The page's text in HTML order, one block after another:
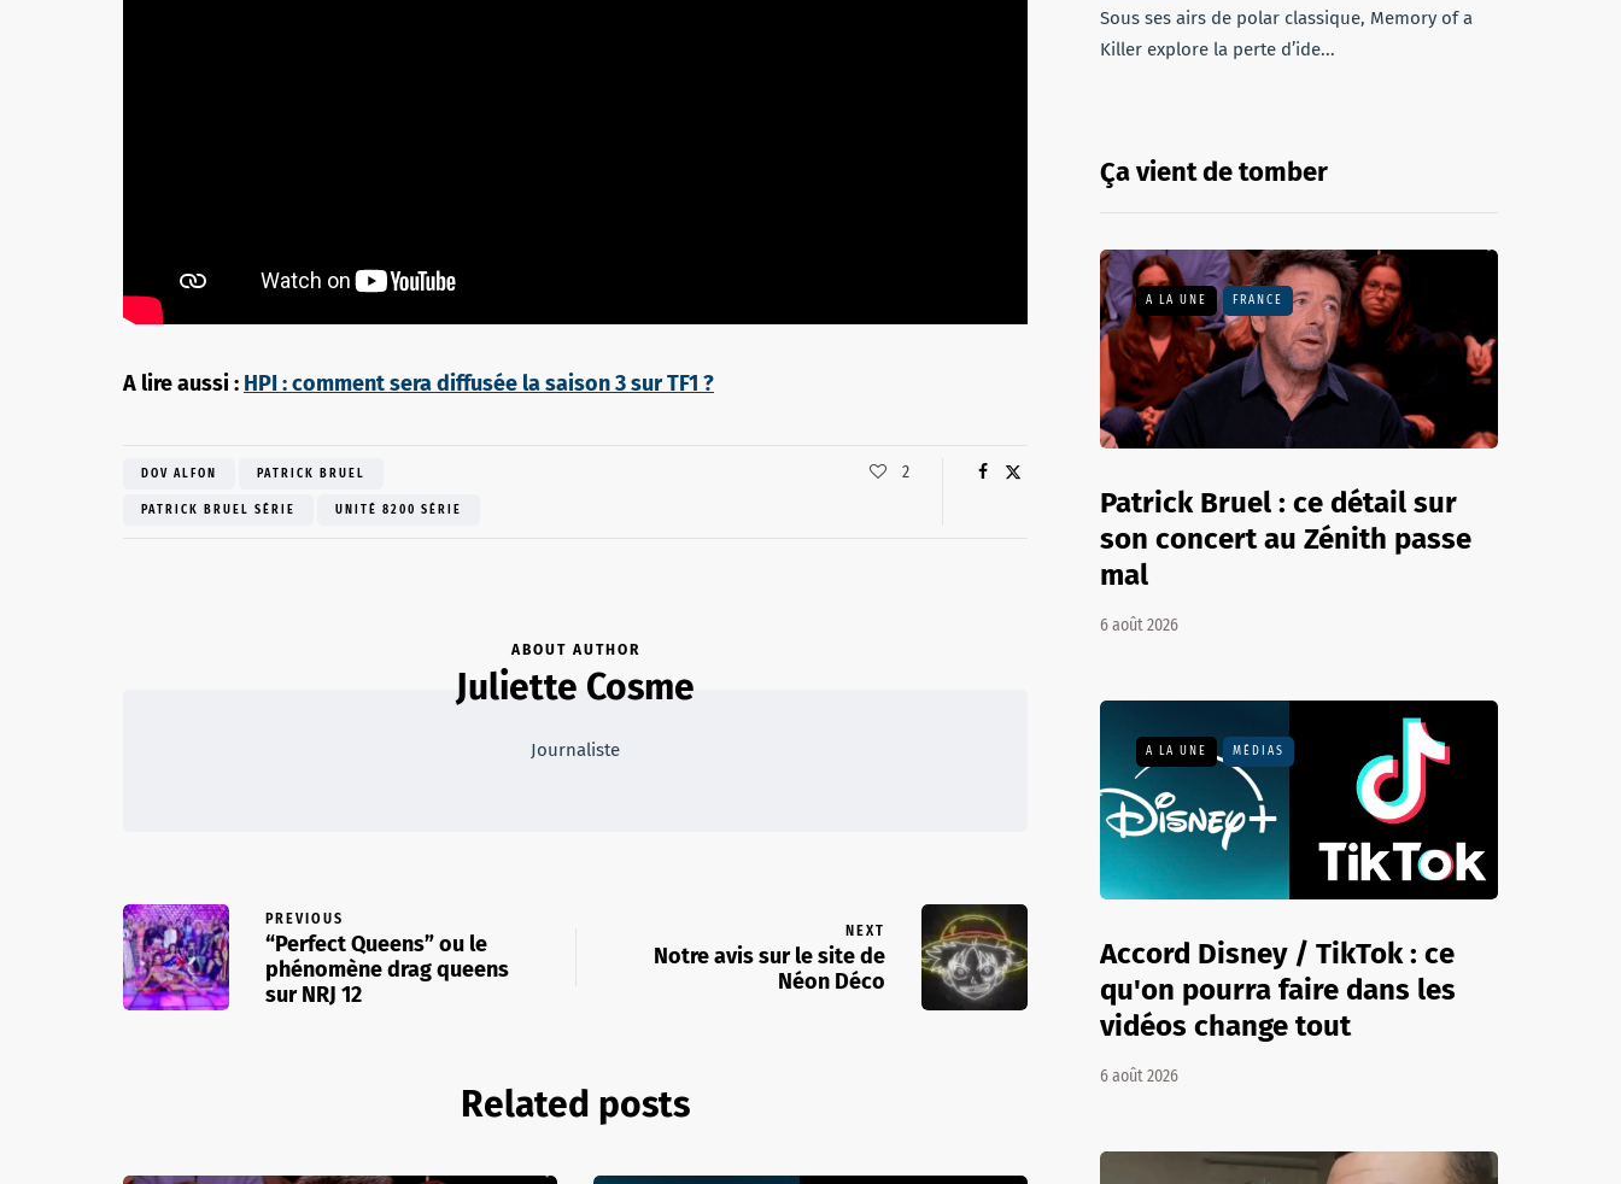
A lire aussi : HPI : comment sera diffusée la saison 3 sur TF1 ?
DOV ALFON PATRICK BRUEL
PATRICK BRUEL SÉRIE UNITÉ 8200 SÉRIE
2
ABOUT AUTHOR
Juliette Cosme
Journaliste
PREVIOUS
“Perfect Queens” ou le
phénomène drag queens
sur NRJ 12
NEXT
Notre avis sur le site de
Néon Déco
Related posts
Sous ses airs de polar classique, Memory of a
Killer explore la perte d’ide...
Ça vient de tomber
A LA UNE FRANCE
Patrick Bruel : ce détail sur
son concert au Zénith passe
mal
6 août 2026
A LA UNE MÉDIAS
Accord Disney / TikTok : ce
qu'on pourra faire dans les
vidéos change tout
6 août 2026